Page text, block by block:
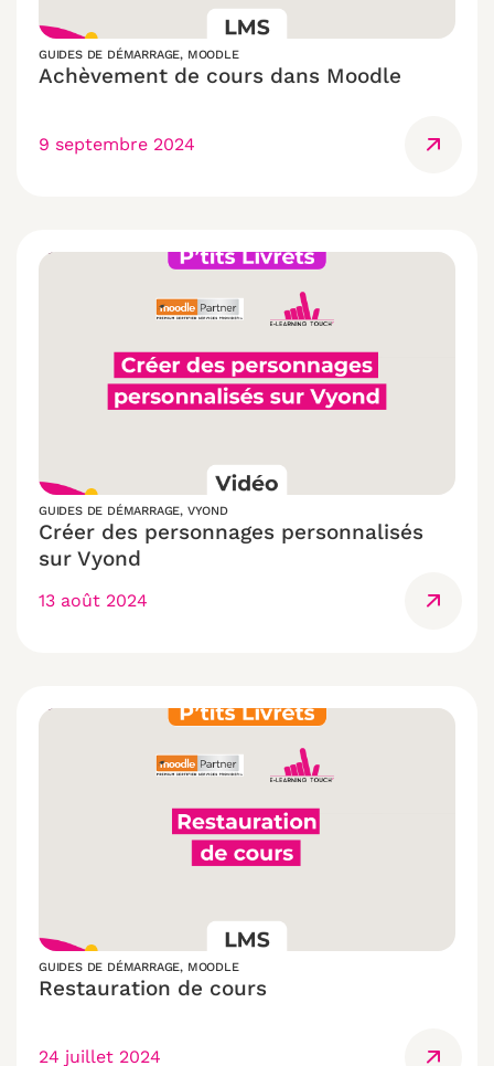
GUIDES DE DÉMARRAGE, MOODLE
Achèvement de cours dans Moodle
9 septembre 2024
GUIDES DE DÉMARRAGE, VYOND
Créer des personnages personnalisés
sur Vyond
13 août 2024
GUIDES DE DÉMARRAGE, MOODLE
Restauration de cours
24 juillet 2024